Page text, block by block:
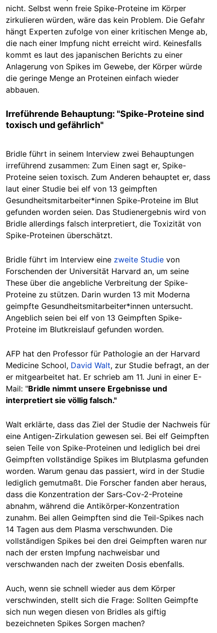
nicht. Selbst wenn freie Spike-Proteine im Körper
zirkulieren würden, wäre das kein Problem. Die Gefahr
hängt Experten zufolge von einer kritischen Menge ab,
die nach einer Impfung nicht erreicht wird. Keinesfalls
kommt es laut des japanischen Berichts zu einer
Anlagerung von Spikes im Gewebe, der Körper würde
die geringe Menge an Proteinen einfach wieder
abbauen.
Irreführende Behauptung: "Spike-Proteine sind
toxisch und gefährlich"
Bridle führt in seinem Interview zwei Behauptungen
irreführend zusammen: Zum Einen sagt er, Spike-
Proteine seien toxisch. Zum Anderen behauptet er, dass
laut einer Studie bei elf von 13 geimpften
Gesundheitsmitarbeiter*innen Spike-Proteine im Blut
gefunden worden seien. Das Studienergebnis wird von
Bridle allerdings falsch interpretiert, die Toxizität von
Spike-Proteinen überschätzt.
Bridle führt im Interview eine zweite Studie von
Forschenden der Universität Harvard an, um seine
These über die angebliche Verbreitung der Spike-
Proteine zu stützen. Darin wurden 13 mit Moderna
geimpfte Gesundheitsmitarbeiter*innen untersucht.
Angeblich seien bei elf von 13 Geimpften Spike-
Proteine im Blutkreislauf gefunden worden.
AFP hat den Professor für Pathologie an der Harvard
Medicine School, David Walt, zur Studie befragt, an der
er mitgearbeitet hat. Er schrieb am 11. Juni in einer E-
Mail: "Bridle nimmt unsere Ergebnisse und
interpretiert sie völlig falsch."
Walt erklärte, dass das Ziel der Studie der Nachweis für
eine Antigen-Zirkulation gewesen sei. Bei elf Geimpften
seien Teile von Spike-Proteinen und lediglich bei drei
Geimpften vollständige Spikes im Blutplasma gefunden
worden. Warum genau das passiert, wird in der Studie
lediglich gemutmaßt. Die Forscher fanden aber heraus,
dass die Konzentration der Sars-Cov-2-Proteine
abnahm, während die Antikörper-Konzentration
zunahm. Bei allen Geimpften sind die Teil-Spikes nach
14 Tagen aus dem Plasma verschwunden. Die
vollständigen Spikes bei den drei Geimpften waren nur
nach der ersten Impfung nachweisbar und
verschwanden nach der zweiten Dosis ebenfalls.
Auch, wenn sie schnell wieder aus dem Körper
verschwinden, stellt sich die Frage: Sollten Geimpfte
sich nun wegen diesen von Bridles als giftig
bezeichneten Spikes Sorgen machen?